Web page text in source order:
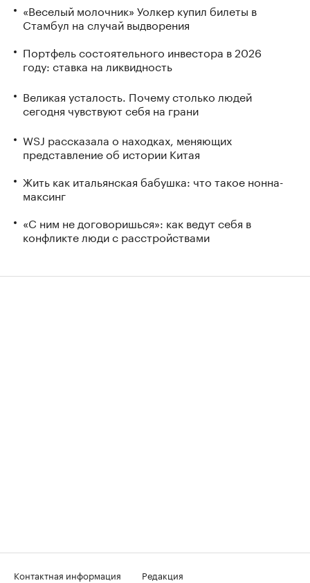
«Веселый молочник» Уолкер купил билеты в
Стамбул на случай выдворения
Портфель состоятельного инвестора в 2026
году: ставка на ликвидность
Великая усталость. Почему столько людей
сегодня чувствуют себя на грани
WSJ рассказала о находках, меняющих
представление об истории Китая
Жить как итальянская бабушка: что такое нонна-
максинг
«С ним не договоришься»: как ведут себя в
конфликте люди с расстройствами
Контактная информация
Редакция